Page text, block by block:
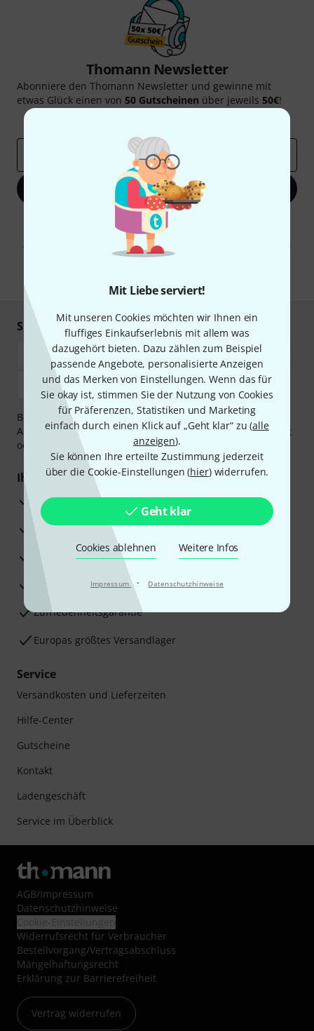
Mit Liebe serviert!
Mit unseren Cookies möchten wir Ihnen ein
fluffiges Einkaufserlebnis mit allem was
dazugehört bieten. Dazu zählen zum Beispiel
passende Angebote, personalisierte Anzeigen
und das Merken von Einstellungen. Wenn das für
Sie okay ist, stimmen Sie der Nutzung von Cookies
für Präferenzen, Statistiken und Marketing
einfach durch einen Klick auf „Geht klar“ zu (alle
anzeigen).
Sie können Ihre erteilte Zustimmung jederzeit
über die Cookie-Einstellungen (hier) widerrufen.
Geht klar
Cookies ablehnen Weitere Infos
Impressum · Datenschutzhinweise
Thomann Newsletter
Abonniere den Thomann Newsletter und gewinne mit
etwas Glück einen von 50 Gutscheinen über jeweils 50€!
Thomann Insights
Jetzt anmelden
Mit Klick auf „Jetzt anmelden“ stimmen Sie dem Erhalt von E-Mail-
Werbung und einer Messung des E-Mail-Nutzungsverhaltens zu. Die
Abmeldung ist jederzeit möglich. Weitere Informationen finden Sie in
unserenDatenschutzhinweisen
Sicher einkaufen & bezahlen
Bezahlen Sie vertraulich und sicher per Vorkasse, PayPal,
Amazon Pay, Klarna Sofort bezahlen,Klarna Ratenzahlung
oder Kreditkarte.
Ihre Vorteile
3 Jahre Thomann Garantie
30 Tage Money-Back-Garantie
Reparaturservice
Beratung durch Fachexperten
Zufriedenheitsgarantie
Europas größtes Versandlager
Service
Versandkosten und Lieferzeiten
Hilfe-Center
Gutscheine
Kontakt
Ladengeschäft
Service im Überblick
AGB/Impressum
Datenschutzhinweise
Widerrufsrecht für Verbraucher
Bestellvorgang/Vertragsabschluss
Mängelhaftungsrecht
Erklärung zur Barrierefreiheit
Vertrag widerrufen